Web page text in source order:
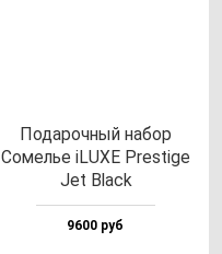
Пода­роч­ный на­бор
Сомелье iLUXE Pres­ti­ge
Jet Black
9600 руб